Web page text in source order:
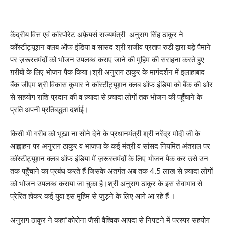
केंद्रीय वित्त एवं कॉरपोरेट अफ़ेयर्स राज्यमंत्री अनुराग सिंह ठाकुर ने
कॉस्टीट्यूशन क्लब ऑफ इंडिया व सांसद श्री राजीव प्रताप रुडी द्वारा बड़े पैमाने
पर ज़रूरतमंदों को भोजन उपलब्ध कराए जाने की मुहिम की सराहना करते हुए
ग़रीबों के लिए भोजन पैक किया।श्री अनुराग ठाकुर के मार्गदर्शन में इलाहाबाद
बैंक जीएम श्री विकास कुमार ने कॉस्टीट्यूशन क्लब ऑफ इंडिया को बैंक की ओर
से सहयोग राशि प्रदान की व ज़्यादा से ज़्यादा लोगों तक भोजन की पहुँचाने के
प्रति अपनी प्रतिबद्धता दर्शाई।
किसी भी गरीब को भूखा ना सोने देने के प्रधानमंत्री श्री नरेंद्र मोदी जी के
आह्वाहन पर अनुराग ठाकुर व भाजपा के कई मंत्री व सांसद नियमित अंतराल पर
कॉस्टीट्यूशन क्लब ऑफ इंडिया में ज़रूरतमंदों के लिए भोजन पैक कर उसे उन
तक पहुँचाने का प्रबंध करते हैं जिसके अंतर्गत अब तक 4.5 लाख से ज़्यादा लोगों
को भोजन उपलब्ध कराया जा चुका है।श्री अनुराग ठाकुर के इस सेवाभाव से
प्रेरित होकर कई युवा इस मुहिम से जुड़ने के लिए आगे आ रहे हैं ।
अनुराग ठाकुर ने कहा”कोरोना जैसी वैश्विक आपदा से निपटने में परस्पर सहयोग